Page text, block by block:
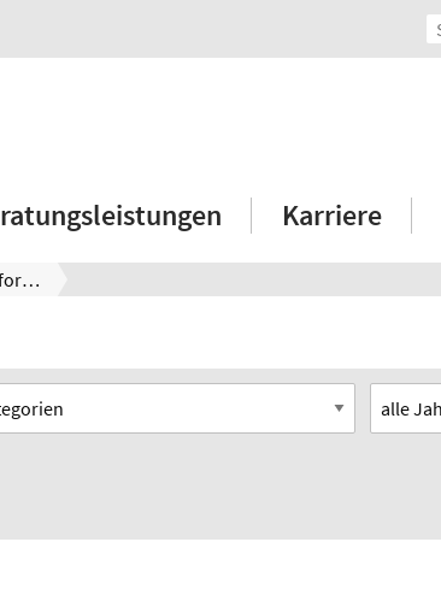
Karriere
Adequate Factory Transformability at Low Costs